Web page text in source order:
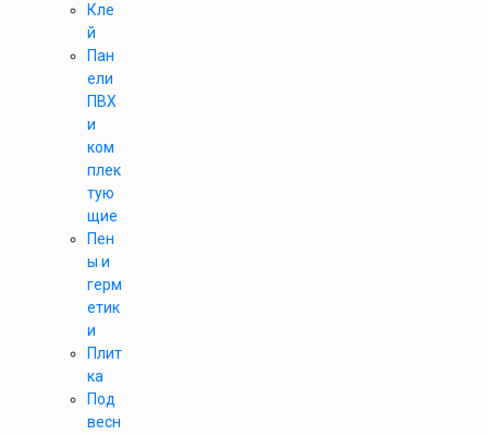
Кле
й
Пан
ели
ПВХ
и
ком
плек
тую
щие
Пен
ы и
герм
етик
и
Плит
ка
Под
весн